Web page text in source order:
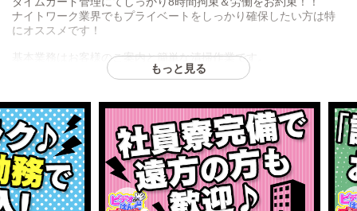
ナイトワーク業界でもプライベートをしっかり確保したい方は特
にオススメです！
基本業務はお客様のご案内と簡単な清掃作業です。
誰でもすぐに覚えられます。
収入面においても
急激な昇給や高待遇ではありませんが、
安定した収入と待遇をお約束致します。
【未経験、初ナイトワーク、年齢層でお悩みの方！】
経験や学歴は不問です！！
主な業務としましては、店舗型になりますのでプレイ後のお部屋
の簡単な清掃、お客様のご案内になります。
もっと見る